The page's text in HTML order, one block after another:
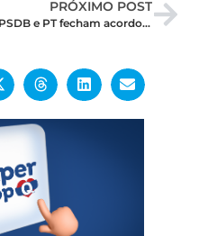
PRÓXIMO POST
PSDB e PT fecham acordo e devem anunciar aliança ainda em junho